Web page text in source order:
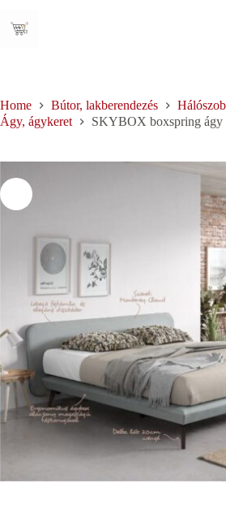
content
Home Bútor, lakberendezés
Ágy, ágykeret
SKYBOX boxspring ágy